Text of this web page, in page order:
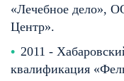
«Лечебное дело»,
Центр».
2011 -
квалификация